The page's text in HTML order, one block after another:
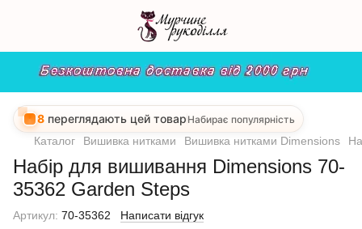
8 переглядають цей товар Набирає популярність
Каталог Вишивка нитками Вишивка нитками Dimensions
Набір для вишивання Dimensions 70-
35362 Garden Steps
Артикул: 70-35362 Написати відгук